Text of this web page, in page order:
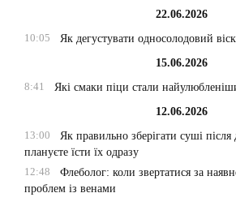
22.06.2026
10:05
Як дегустувати односолодовий
15.06.2026
8:41
Які смаки піци стали
12.06.2026
13:00
Як правильно зберігати суші
плануєте їсти їх одразу
12:48
Флеболог: коли звертатися за
проблем із венами